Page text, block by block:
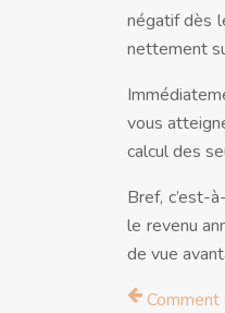
négatif dès
nettement
vous
calcul des
Bref, c’est-
le revenu
de vue